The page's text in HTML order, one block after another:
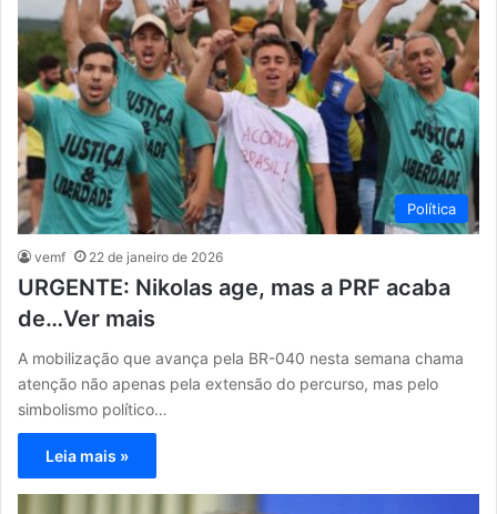
Política
vemf 22 de janeiro de 2026
URGENTE: Nikolas age, mas a PRF acaba
de…Ver mais
A mobilização que avança pela BR-040 nesta semana chama
atenção não apenas pela extensão do percurso, mas pelo
simbolismo político…
Leia mais »